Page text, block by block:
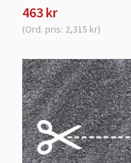
463 kr
(Ord. pris: 2,315 kr)